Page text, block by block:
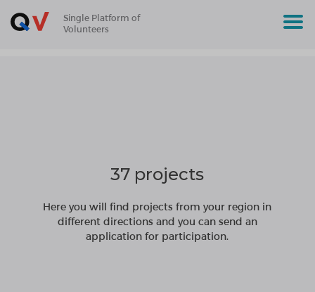
Single Platform of
Volunteers
37 projects
Here you will find projects from your region in
different directions and you can send an
application for participation.